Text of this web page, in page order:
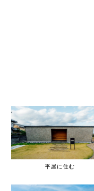
平屋に住む